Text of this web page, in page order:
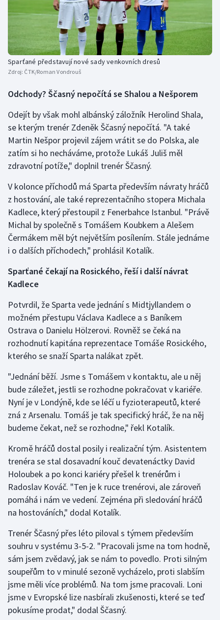
Sparťané představují nové sady venkovních dresů
Zdroj: ČTK/Roman Vondrouš
Odchody? Ščasný nepočítá se Shalou a Nešporem
Odejít by však mohl albánský záložník Herolind Shala,
se kterým trenér Zdeněk Ščasný nepočítá. "A také
Martin Nešpor projevil zájem vrátit se do Polska, ale
zatím si ho necháváme, protože Lukáš Juliš měl
zdravotní potíže," doplnil trenér Ščasný.
V kolonce příchodů má Sparta především návraty hráčů
z hostování, ale také reprezentačního stopera Michala
Kadlece, který přestoupil z Fenerbahce Istanbul. "Právě
Michal by společně s Tomášem Koubkem a Alešem
Čermákem měl být největším posílením. Stále jednáme
i o dalších příchodech," prohlásil Kotalík.
Sparťané čekají na Rosického, řeší i další návrat
Kadlece
Potvrdil, že Sparta vede jednání s Midtjyllandem o
možném přestupu Václava Kadlece a s Baníkem
Ostrava o Danielu Hölzerovi. Rovněž se čeká na
rozhodnutí kapitána reprezentace Tomáše Rosického,
kterého se snaží Sparta nalákat zpět.
"Jednání běží. Jsme s Tomášem v kontaktu, ale u něj
bude záležet, jestli se rozhodne pokračovat v kariéře.
Nyní je v Londýně, kde se léčí u fyzioterapeutů, které
zná z Arsenalu. Tomáš je tak specifický hráč, že na něj
budeme čekat, než se rozhodne," řekl Kotalík.
Kromě hráčů dostal posily i realizační tým. Asistentem
trenéra se stal dosavadní kouč devatenáctky David
Holoubek a po konci kariéry přešel k trenérům i
Radoslav Kováč. "Ten je k ruce trenérovi, ale zároveň
pomáhá i nám ve vedení. Zejména při sledování hráčů
na hostováních," dodal Kotalík.
Trenér Ščasný přes léto piloval s týmem především
souhru v systému 3-5-2. "Pracovali jsme na tom hodně,
sám jsem zvědavý, jak se nám to povedlo. Proti silným
soupeřům to v minulé sezoně vycházelo, proti slabším
jsme měli více problémů. Na tom jsme pracovali. Loni
jsme v Evropské lize nasbírali zkušenosti, které se teď
pokusíme prodat," dodal Ščasný.